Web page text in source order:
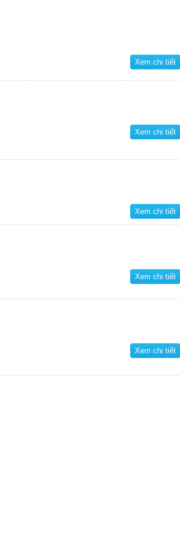
Xem chi tiết
Xem chi tiết
Xem chi tiết
Xem chi tiết
Xem chi tiết